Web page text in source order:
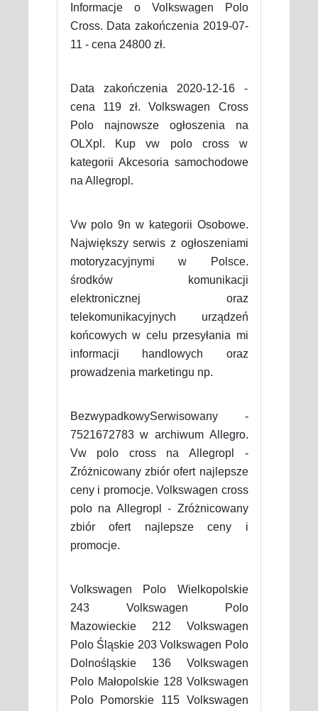
Informacje o Volkswagen Polo
Cross. Data zakończenia 2019-07-
11 - cena 24800 zł.
Data zakończenia 2020-12-16 -
cena 119 zł. Volkswagen Cross
Polo najnowsze ogłoszenia na
OLXpl. Kup vw polo cross w
kategorii Akcesoria samochodowe
na Allegropl.
Vw polo 9n w kategorii Osobowe.
Największy serwis z ogłoszeniami
motoryzacyjnymi w Polsce.
środków komunikacji
elektronicznej oraz
telekomunikacyjnych urządzeń
końcowych w celu przesyłania mi
informacji handlowych oraz
prowadzenia marketingu np.
BezwypadkowySerwisowany -
7521672783 w archiwum Allegro.
Vw polo cross na Allegropl -
Zróżnicowany zbiór ofert najlepsze
ceny i promocje. Volkswagen cross
polo na Allegropl - Zróżnicowany
zbiór ofert najlepsze ceny i
promocje.
Volkswagen Polo Wielkopolskie
243 Volkswagen Polo
Mazowieckie 212 Volkswagen
Polo Śląskie 203 Volkswagen Polo
Dolnośląskie 136 Volkswagen
Polo Małopolskie 128 Volkswagen
Polo Pomorskie 115 Volkswagen